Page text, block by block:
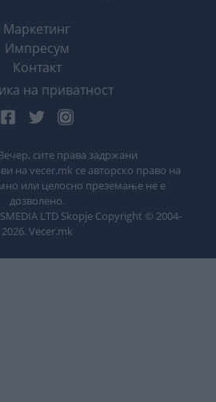
Маркетинг
Импресум
Контакт
на приватност
сите права задржани
на vecer.mk се авторско право на
или целосно преземање не е
дозволено.
LTD Skopje Copyright © 2004-
2026. Vecer.mk